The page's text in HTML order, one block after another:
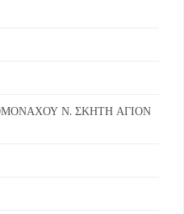
Ν. ΣΚΗΤΗ ΑΓΙΟΝ